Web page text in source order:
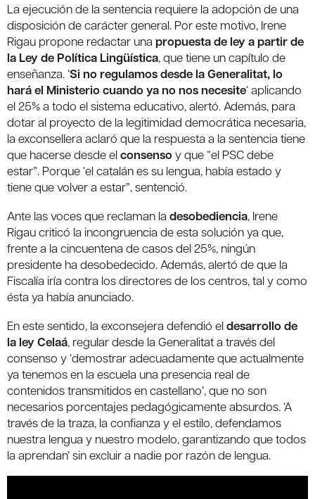
La ejecución de la sentencia requiere la adopción de una
disposición de carácter general. Por este motivo, Irene
Rigau propone redactar una propuesta de ley a partir de
la Ley de Política Lingüística, que tiene un capítulo de
enseñanza. ‘Si no regulamos desde la Generalitat, lo
hará el Ministerio cuando ya no nos necesite‘ aplicando
el 25% a todo el sistema educativo, alertó. Además, para
dotar al proyecto de la legitimidad democrática necesaria,
la exconsellera aclaró que la respuesta a la sentencia tiene
que hacerse desde elconsensoy que “el PSC debe
estar”. Porque ‘el catalán es su lengua, había estado y
tiene que volver a estar”, sentenció.
Ante las voces que reclaman la desobediencia, Irene
Rigau criticó la incongruencia de esta solución ya que,
frente a la cincuentena de casos del 25%, ningún
presidente ha desobedecido. Además, alertó de que la
Fiscalía iría contra los directores de los centros, tal y como
ésta ya había anunciado.
En este sentido, la exconsejera defendió eldesarrollo de
la ley Celaá, regular desde la Generalitat a través del
consenso y ‘demostrar adecuadamente que actualmente
ya tenemos en la escuela una presencia real de
contenidos transmitidos en castellano’, que no son
necesarios porcentajes pedagógicamente absurdos. ‘A
través de la traza, la confianza y el estilo, defendamos
nuestra lengua y nuestro modelo, garantizando que todos
la aprendan’ sin excluir a nadie por razón de lengua.